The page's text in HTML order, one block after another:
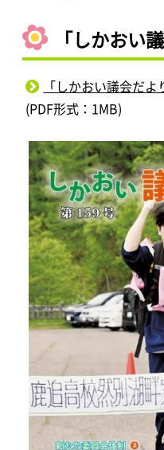
「しかおい
「しかおい議会だ
(PDF形式：1MB)